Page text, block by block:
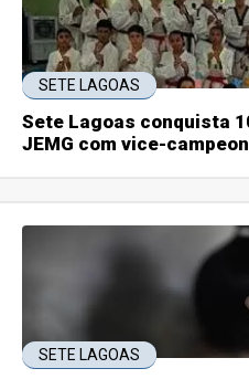
SETE LAGOAS
Sete Lagoas conquista
JEMG com vice-
SETE LAGOAS